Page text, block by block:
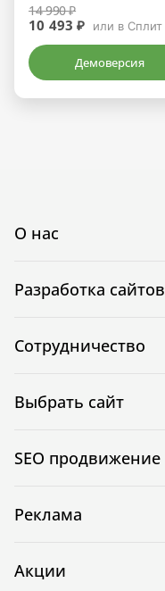
14 990 ₽
10 493 ₽ или в Сплит
Демоверсия
О нас
Разработка сайтов
Сотрудничество
Выбрать сайт
SEO продвижение
Реклама
Акции